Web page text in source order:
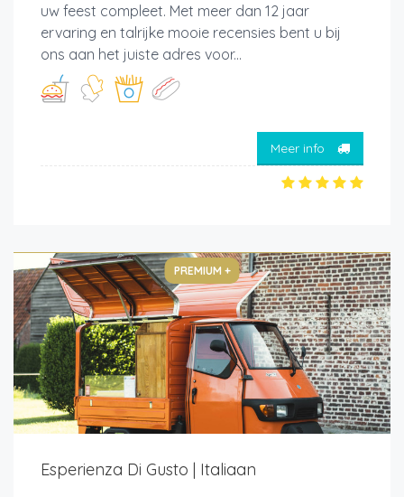
uw feest compleet. Met meer dan 12 jaar
ervaring en talrijke mooie recensies bent u bij
ons aan het juiste adres voor...
Meer info
PREMIUM +
Esperienza Di Gusto | Italiaan